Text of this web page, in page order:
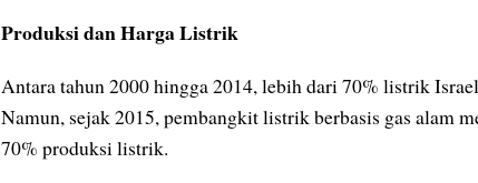
Produksi dan Harga Listrik
Antara tahun 2000 hingga 2014, lebih dari 70% listrik
Namun, sejak 2015, pembangkit listrik berbasis gas alam
70% produksi listrik.